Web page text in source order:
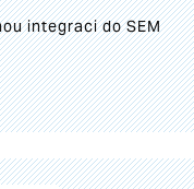
integraci do SEM